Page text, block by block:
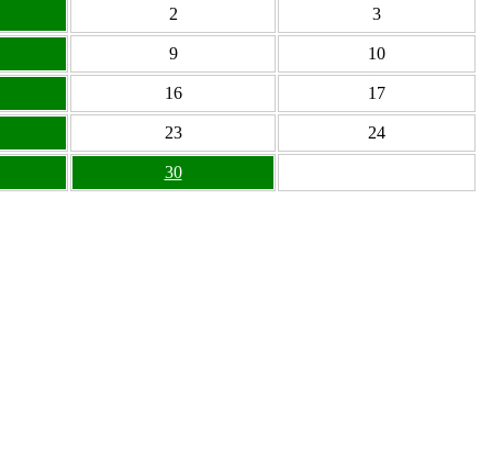
2 3
9 10
16 17
23 24
30